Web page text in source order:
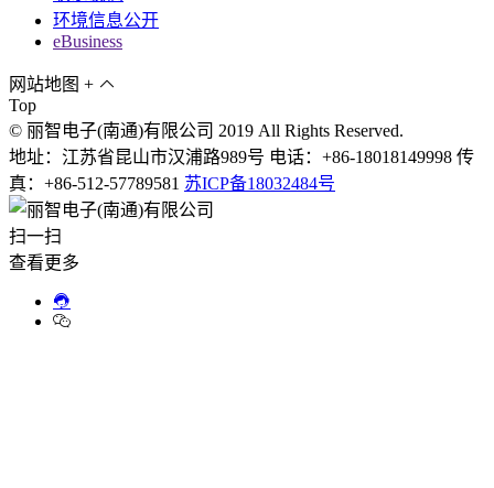
环境信息公开
eBusiness
网站地图 +
Top
© 丽智电子(南通)有限公司 2019 All Rights Reserved.
地址：江苏省昆山市汉浦路989号 电话：+86-18018149998 传
真：+86-512-57789581 苏ICP备18032484号
扫一扫
查看更多